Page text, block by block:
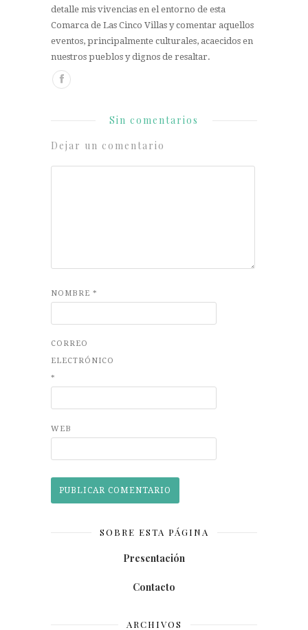
detalle mis vivencias en el entorno de esta
Comarca de Las Cinco Villas y comentar aquellos
eventos, principalmente culturales, acaecidos en
nuestros pueblos y dignos de resaltar.
Sin comentarios
Dejar un comentario
NOMBRE *
CORREO
ELECTRÓNICO
*
WEB
SOBRE ESTA PÁGINA
Presentación
Contacto
ARCHIVOS